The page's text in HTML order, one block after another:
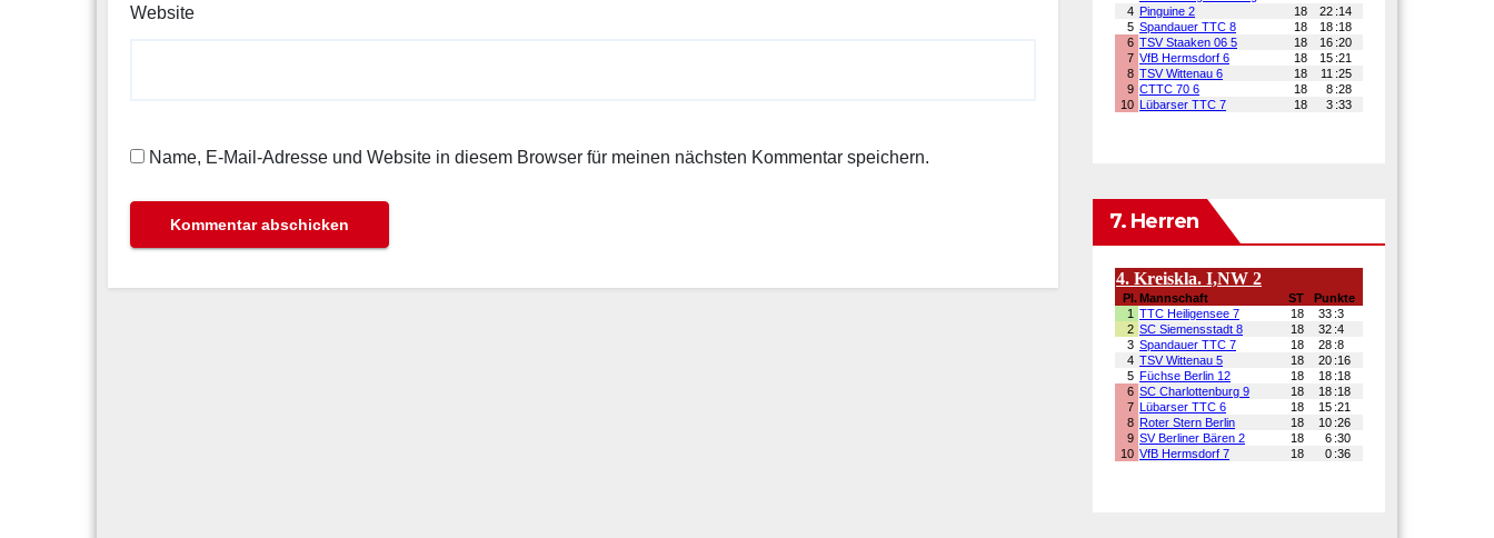
Website
Name, E-Mail-Adresse und Website in diesem Browser für meinen nächsten Kommentar speichern.
7. Herren